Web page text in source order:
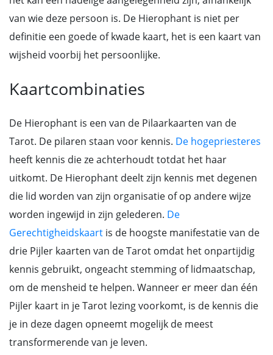
van wie deze persoon is. De Hierophant is niet per
definitie een goede of kwade kaart, het is een kaart van
wijsheid voorbij het persoonlijke.
Kaartcombinaties
De Hierophant is een van de Pilaarkaarten van de
Tarot. De pilaren staan voor kennis. De hogepriesteres
heeft kennis die ze achterhoudt totdat het haar
uitkomt. De Hierophant deelt zijn kennis met degenen
die lid worden van zijn organisatie of op andere wijze
worden ingewijd in zijn gelederen. De
Gerechtigheidskaart is de hoogste manifestatie van de
drie Pijler kaarten van de Tarot omdat het onpartijdig
kennis gebruikt, ongeacht stemming of lidmaatschap,
om de mensheid te helpen. Wanneer er meer dan één
Pijler kaart in je Tarot lezing voorkomt, is de kennis die
je in deze dagen opneemt mogelijk de meest
transformerende van je leven.